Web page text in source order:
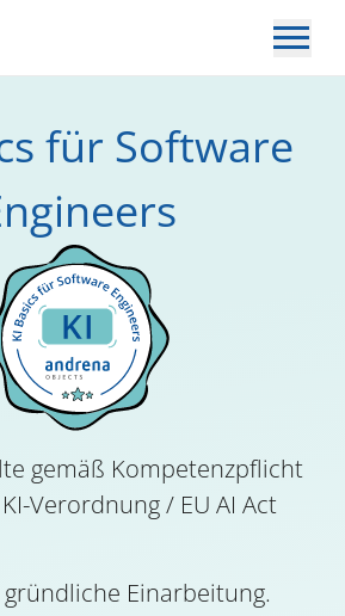
für Software
gemäß Kompetenzpflicht
Verordnung / EU AI Act
Einarbeitung.